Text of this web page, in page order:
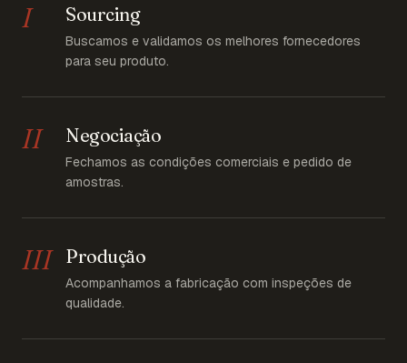
I Sourcing
Buscamos e validamos os melhores fornecedores
para seu produto.
II Negociação
Fechamos as condições comerciais e pedido de
amostras.
III Produção
Acompanhamos a fabricação com inspeções de
qualidade.